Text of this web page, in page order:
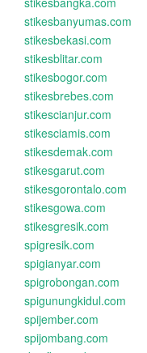
stikesbanyumas.com
stikesbekasi.com
stikesblitar.com
stikesbogor.com
stikesbrebes.com
stikescianjur.com
stikesciamis.com
stikesdemak.com
stikesgarut.com
stikesgorontalo.com
stikesgowa.com
stikesgresik.com
spigresik.com
spigianyar.com
spigrobongan.com
spigunungkidul.com
spijember.com
spijombang.com